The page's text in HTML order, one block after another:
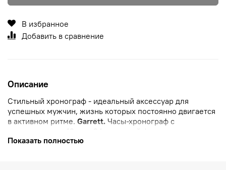
В избранное
Добавить в сравнение
Описание
Стильный хронограф - идеальный аксессуар для
успешных мужчин, жизнь которых постоянно двигается
в активном ритме. Garrett. Часы-хронограф с
12-ти и 24-х часовой формат
Заводная головка с защитой. Браслет с
Показать полностью